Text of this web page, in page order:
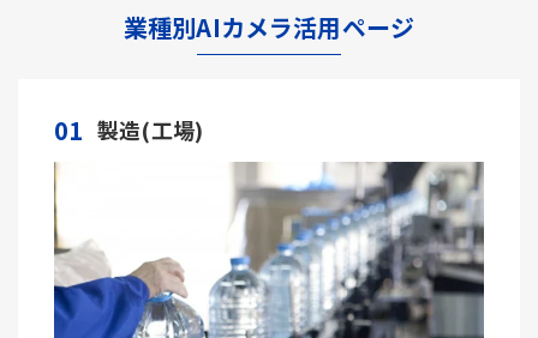
業種別AIカメラ活用ページ
01 製造(工場)